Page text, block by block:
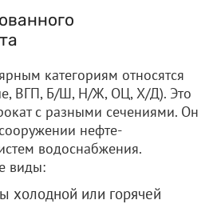
категориям относятся
ВГП, Б/Ш, Н/Ж, ОЦ, Х/Д). Это
с разными сечениями. Он
нефте-
водоснабжения.
виды:
холодной или горячей